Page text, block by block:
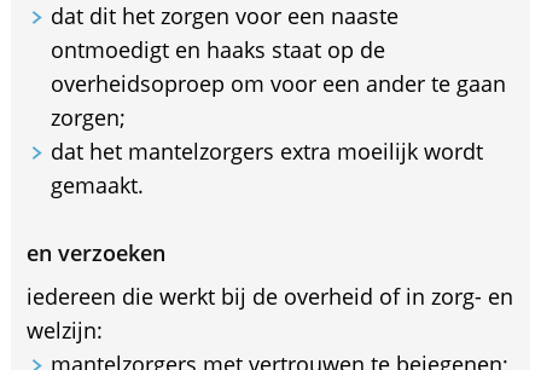
dat dit het zorgen voor een naaste
ontmoedigt en haaks staat op de
overheidsoproep om voor een ander te gaan
zorgen;
dat het mantelzorgers extra moeilijk wordt
gemaakt.
en verzoeken
iedereen die werkt bij de overheid of in zorg- en
welzijn:
mantelzorgers met vertrouwen te bejegenen;